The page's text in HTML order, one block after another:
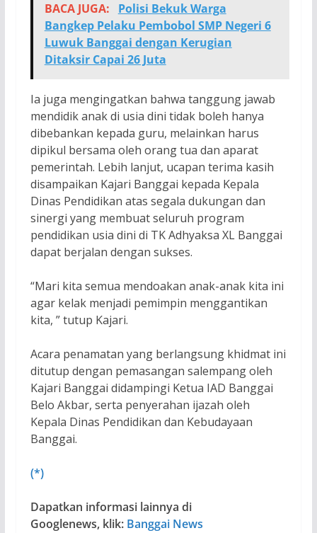
BACA JUGA:
Polisi Bekuk Warga
Bangkep Pelaku Pembobol SMP Negeri 6
Luwuk Banggai dengan Kerugian
Ditaksir Capai 26 Juta
Ia juga mengingatkan bahwa tanggung jawab
mendidik anak di usia dini tidak boleh hanya
dibebankan kepada guru, melainkan harus
dipikul bersama oleh orang tua dan aparat
pemerintah. Lebih lanjut, ucapan terima kasih
disampaikan Kajari Banggai kepada Kepala
Dinas Pendidikan atas segala dukungan dan
sinergi yang membuat seluruh program
pendidikan usia dini di TK Adhyaksa XL Banggai
dapat berjalan dengan sukses.
“Mari kita semua mendoakan anak-anak kita ini
agar kelak menjadi pemimpin menggantikan
kita, ” tutup Kajari.
Acara penamatan yang berlangsung khidmat ini
ditutup dengan pemasangan salempang oleh
Kajari Banggai didampingi Ketua IAD Banggai
Belo Akbar, serta penyerahan ijazah oleh
Kepala Dinas Pendidikan dan Kebudayaan
Banggai.
(*)
Dapatkan informasi lainnya di
Googlenews, klik: Banggai News